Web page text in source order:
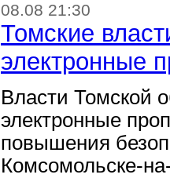
08.08 21:30
Томские
электронные
Власти Томской
электронные
повышения
Комсомольске-